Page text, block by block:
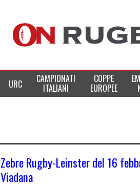
URC CAMPIONATI
ITALIANI
COPPE
EUROPEE
Zebre Rugby-Leinster del 16
Viadana